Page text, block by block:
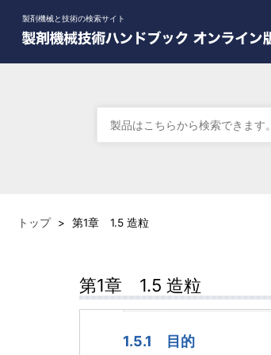
製剤機械と技術の検索サイト
トップ > 第1章 1.5 造粒
第1章 1.5 造粒
1.5.1 目的